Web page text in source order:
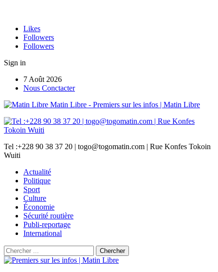
Likes
Followers
Followers
Sign in
7 Août 2026
Nous Conctacter
Matin Libre - Premiers sur les infos | Matin Libre
Tel :+228 90 38 37 20 | togo@togomatin.com | Rue Konfes Tokoin
Wuiti
Actualité
Politique
Sport
Culture
Économie
Sécurité routière
Publi-reportage
International